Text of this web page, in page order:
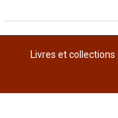
Livres et